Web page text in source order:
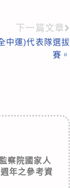
下一篇文章
中運)代表隊選拔
賽。
察院國家人
年之參考資